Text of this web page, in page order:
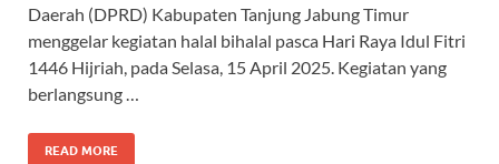
Daerah (DPRD) Kabupaten Tanjung Jabung Timur
menggelar kegiatan halal bihalal pasca Hari Raya Idul Fitri
1446 Hijriah, pada Selasa, 15 April 2025. Kegiatan yang
berlangsung …
READ MORE